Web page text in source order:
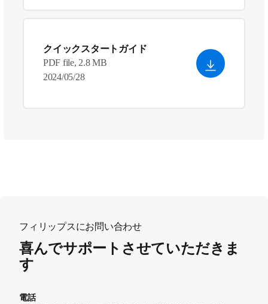
クイックスタートガイド
PDF file, 2.8 MB
2024/05/28
フィリップスにお問い合わせ
喜んでサポートさせていただきま
す
電話